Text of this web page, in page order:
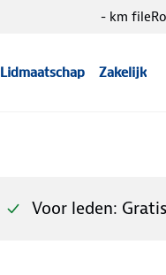
Lidmaatschap Zakelijk
- km file
Voor leden: